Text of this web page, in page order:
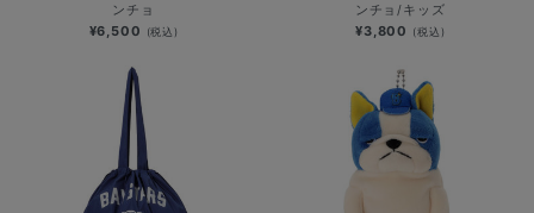
ンチョ
¥6,500 (税込)
ンチョ/キッズ
¥3,800 (税込)